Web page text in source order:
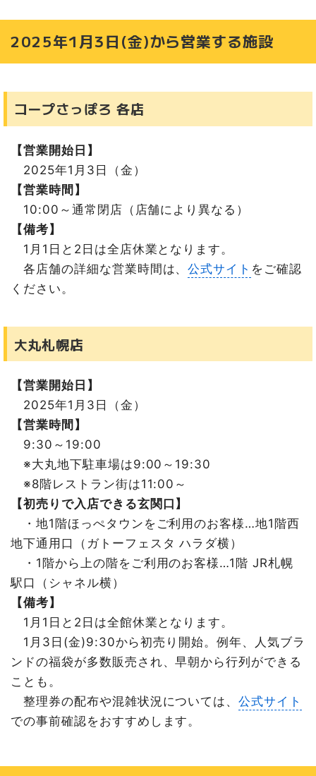
2025年1月3日(金)から営業する施設
コープさっぽろ 各店
【営業開始日】
2025年1月3日（金）
【営業時間】
10:00～通常閉店（店舗により異なる）
【備考】
1月1日と2日は全店休業となります。
各店舗の詳細な営業時間は、公式サイト をご確認
ください。
大丸札幌店
【営業開始日】
2025年1月3日（金）
【営業時間】
9:30～19:00
※大丸地下駐車場は9:00～19:30
※8階レストラン街は11:00～
【初売りで入店できる玄関口】
・地1階ほっぺタウンをご利用のお客様…地1階西
地下通用口（ガトーフェスタ ハラダ横）
・1階から上の階をご利用のお客様…1階 JR札幌
駅口（シャネル横）
【備考】
1月1日と2日は全館休業となります。
1月3日(金)9:30から初売り開始。例年、人気ブラ
ンドの福袋が多数販売され、早朝から行列ができる
ことも。
整理券の配布や混雑状況については、公式サイト
での事前確認をおすすめします。